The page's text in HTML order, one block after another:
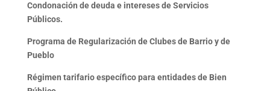
Condonación de deuda e intereses de Servicios
Públicos.
Programa de Regularización de Clubes de Barrio y de
Pueblo
Régimen tarifario específico para entidades de Bien